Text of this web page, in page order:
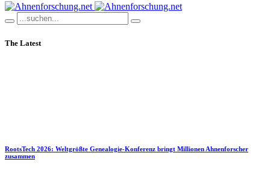
The Latest
RootsTech 2026: Weltgrößte Genealogie-Konferenz bringt Millionen Ahnenforscher
zusammen